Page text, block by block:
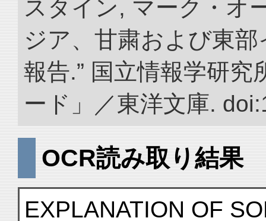
スタイン, マーク・オ
ジア、甘粛および東
報告.” 国立情報学研
ード」／東洋文庫.
OCR読み取り結果
EXPLANATION OF